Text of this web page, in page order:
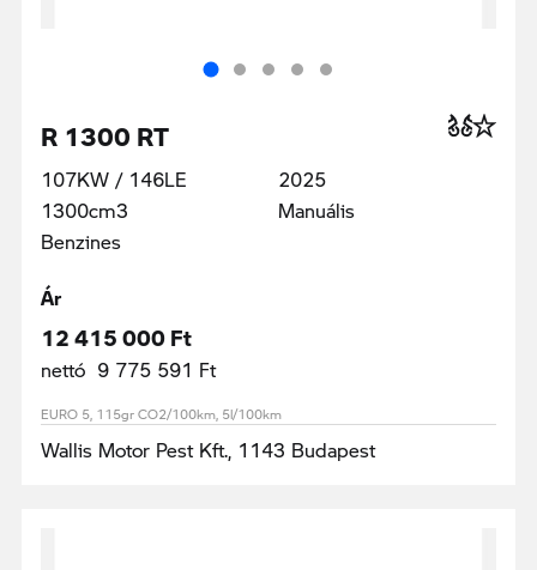
R 1300 RT
107KW / 146LE
1300cm3
Benzines
2025
Manuális
Ár
12 415 000 Ft
nettó 9 775 591 Ft
EURO 5, 115gr CO2/100km, 5l/100km
Wallis Motor Pest Kft., 1143 Budapest